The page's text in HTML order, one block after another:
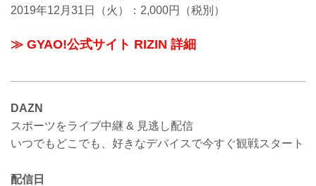
2019年12月31日（火）：2,000円（税別）
≫ GYAO!公式サイト RIZIN 詳細
DAZN
スポーツをライブ中継 & 見逃し配信
いつでもどこでも、好きなデバイスで今すぐ観戦スタート
配信日